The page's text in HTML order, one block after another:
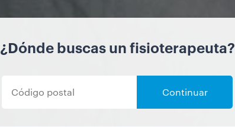
¿Dónde buscas un fisioterapeuta?
Continuar